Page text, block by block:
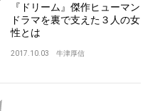
『ドリーム』傑作ヒューマン
ドラマを裏で支えた３人の女
性とは
2017.10.03 牛津厚信